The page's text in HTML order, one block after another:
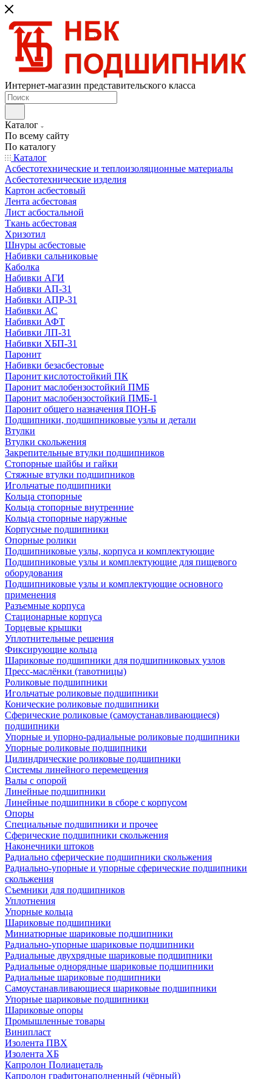
Интернет-магазин представительского класса
Каталог
По всему сайту
По каталогу
Каталог
Асбестотехнические и теплоизоляционные материалы
Асбестотехнические изделия
Картон асбестовый
Лента асбестовая
Лист асбостальной
Ткань асбестовая
Хризотил
Шнуры асбестовые
Набивки сальниковые
Каболка
Набивки АГИ
Набивки АП-31
Набивки АПР-31
Набивки АС
Набивки АФТ
Набивки ЛП-31
Набивки ХБП-31
Паронит
Набивки безасбестовые
Паронит кислотостойкий ПК
Паронит маслобензостойкий ПМБ
Паронит маслобензостойкий ПМБ-1
Паронит общего назначения ПОН-Б
Подшипники, подшипниковые узлы и детали
Втулки
Втулки скольжения
Закрепительные втулки подшипников
Стопорные шайбы и гайки
Стяжные втулки подшипников
Игольчатые подшипники
Кольца стопорные
Кольца стопорные внутренние
Кольца стопорные наружные
Корпусные подшипники
Опорные ролики
Подшипниковые узлы, корпуса и комплектующие
Подшипниковые узлы и комплектующие для пищевого
оборудования
Подшипниковые узлы и комплектующие основного
применения
Разъемные корпуса
Стационарные корпуса
Торцевые крышки
Уплотнительные решения
Фиксирующие кольца
Шариковые подшипники для подшипниковых узлов
Пресс-маслёнки (тавотницы)
Роликовые подшипники
Игольчатые роликовые подшипники
Конические роликовые подшипники
Сферические роликовые (самоустанавливающиеся)
подшипники
Упорные и упорно-радиальные роликовые подшипники
Упорные роликовые подшипники
Цилиндрические роликовые подшипники
Системы линейного перемещения
Валы с опорой
Линейные подшипники
Линейные подшипники в сборе с корпусом
Опоры
Специальные подшипники и прочее
Сферические подшипники скольжения
Наконечники штоков
Радиально сферические подшипники скольжения
Радиально-упорные и упорные сферические подшипники
скольжения
Съемники для подшипников
Уплотнения
Упорные кольца
Шариковые подшипники
Миниатюрные шариковые подшипники
Радиально-упорные шариковые подшипники
Радиальные двухрядные шариковые подшипники
Радиальные однорядные шариковые подшипники
Радиальные шариковые подшипники
Самоустанавливающиеся шариковые подшипники
Упорные шариковые подшипники
Шариковые опоры
Промышленные товары
Винипласт
Изолента ПВХ
Изолента ХБ
Капролон Полиацеталь
Капролон графитонаполненный (чёрный)